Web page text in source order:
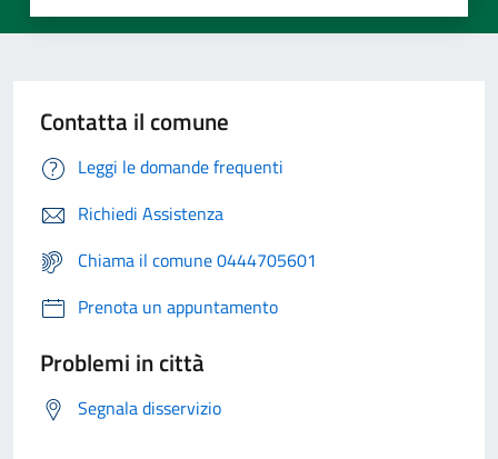
Contatta il comune
Leggi le domande frequenti
Richiedi Assistenza
Chiama il comune 0444705601
Prenota un appuntamento
Problemi in città
Segnala disservizio